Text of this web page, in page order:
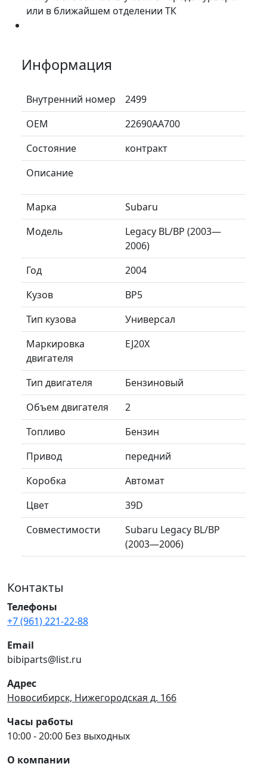
или в ближайшем отделении ТК
Информация
Внутренний номер
2499
ОЕМ
22690AA700
Состояние
контракт
Описание
Марка
Subaru
Модель
Legacy BL/BP (2003—
2006)
Год
2004
Кузов
BP5
Тип кузова
Универсал
Маркировка
двигателя
EJ20X
Тип двигателя
Бензиновый
Объем двигателя
2
Топливо
Бензин
Привод
передний
Коробка
Автомат
Цвет
39D
Совместимости
Subaru Legacy BL/BP
(2003—2006)
Контакты
Телефоны
+7 (961) 221-22-88
Email
bibiparts@list.ru
Адрес
Новосибирск, Нижегородская д. 166
Часы работы
10:00 - 20:00 Без выходных
О компании